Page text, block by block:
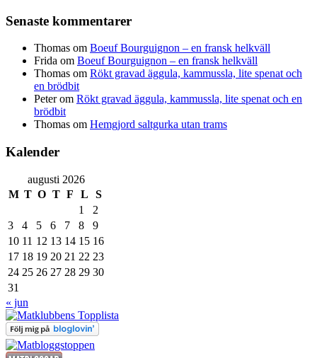
Senaste kommentarer
Thomas om Boeuf Bourguignon – en fransk helkväll
Frida om Boeuf Bourguignon – en fransk helkväll
Thomas om Rökt gravad äggula, kammussla, lite spenat och
en brödbit
Peterom Rökt gravad äggula, kammussla, lite spenat och en
brödbit
Thomas om Hemgjord saltgurka utan trams
Kalender
augusti 2026
M T O T F L
S
1
2
3
4 5 6 7 8
9
10 11 12 13 14 15 16
17 18 19 20 21 22 23
24 25 26 27 28 29 30
31
« jun